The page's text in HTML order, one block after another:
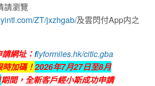
請瀏覽
ZT/jxzhgab/及雲閃付App内之
請網址：flyformiles.hk/citic.gba
時加碼！2026年7月27日至8月
期間，全新客戶經小斯成功申請